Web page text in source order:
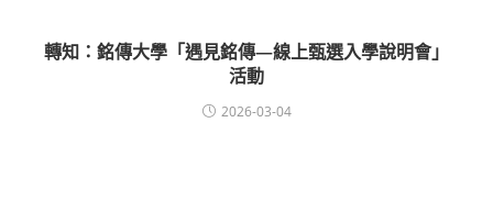
轉知：銘傳大學「遇見銘傳—線上甄選入學說明會」
活動
2026-03-04